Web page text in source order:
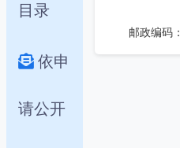
目录
依申
请公开
邮政编码：